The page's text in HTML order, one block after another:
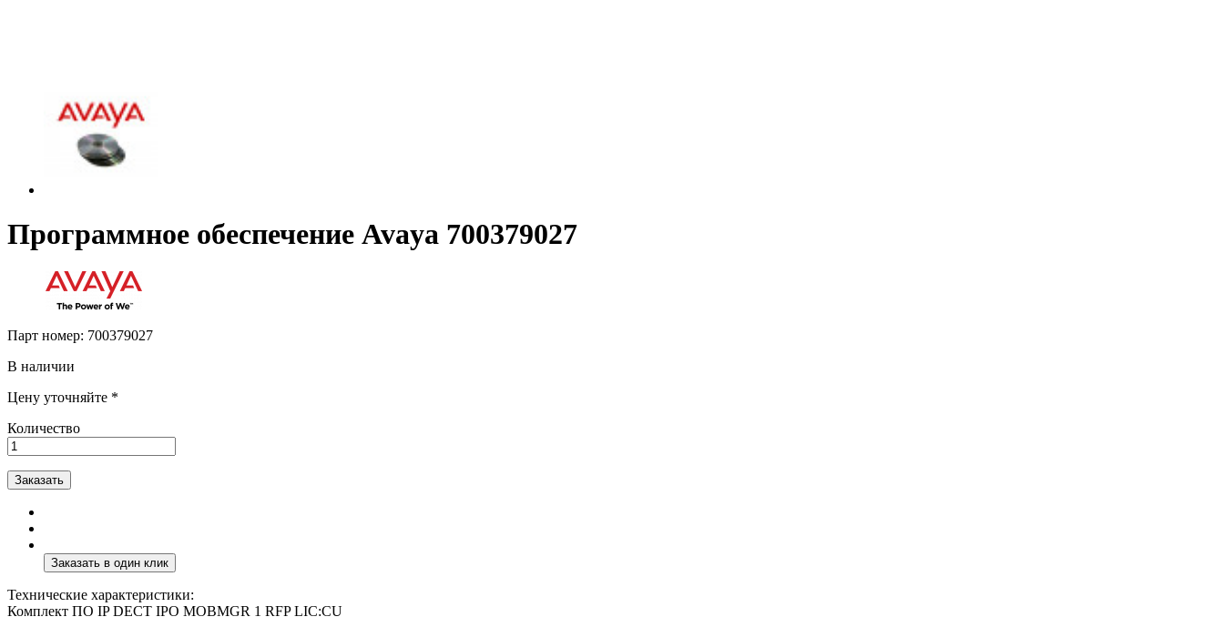
Программное обеспечение Avaya 700379027
Парт номер: 700379027
В наличии
Цену уточняйте *
Количество
Заказать
Технические характеристики:
Комплект ПО IP DECT IPO MOBMGR 1 RFP LIC:CU